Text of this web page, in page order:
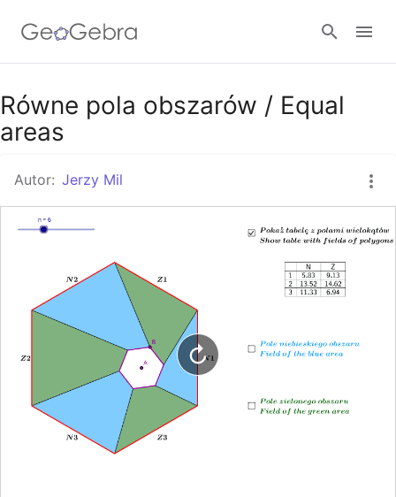
Google Classroom
Równe pola obszarów / Equal
areas
Autor: Jerzy Mil